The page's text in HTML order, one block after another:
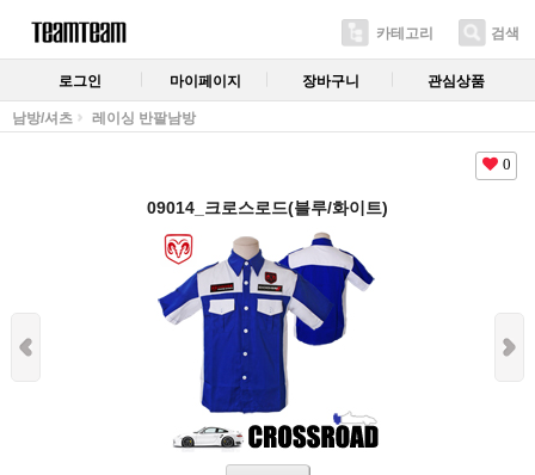
카테고리 검색
로그인 마이페이지 장바구니 관심상품
남방/셔츠 레이싱 반팔남방
0
09014_크로스로드(블루/화이트)